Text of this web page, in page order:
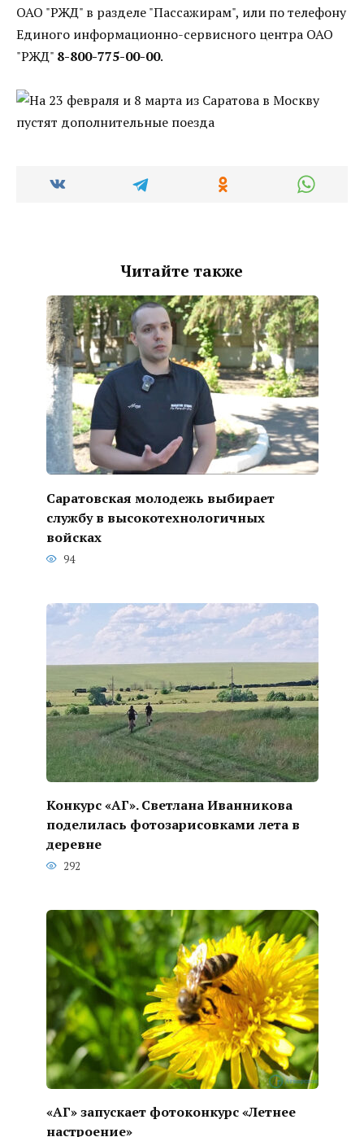
ОАО "РЖД" в разделе "Пассажирам", или по телефону
Единого информационно-сервисного центра ОАО
"РЖД" 8-800-775-00-00.
Читайте также
Саратовская молодежь выбирает
службу в высокотехнологичных
войсках
94
Конкурс «АГ». Светлана Иванникова
поделилась фотозарисовками лета в
деревне
292
«АГ» запускает фотоконкурс «Летнее
настроение»